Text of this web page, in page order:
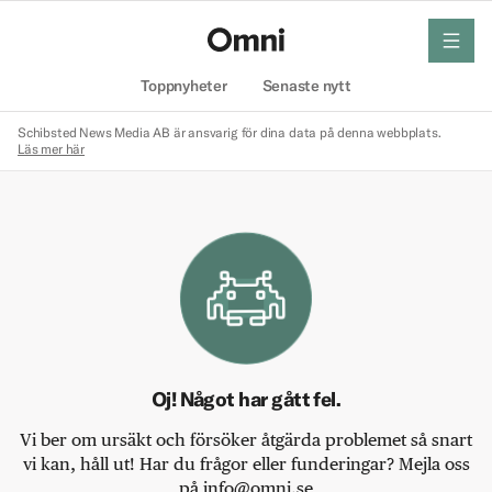
Toppnyheter Senaste nytt
meny
Schibsted News Media AB är ansvarig för dina data på denna webbplats.
Läs mer här
Oj! Något har gått fel.
Vi ber om ursäkt och försöker åtgärda problemet så snart
vi kan, håll ut! Har du frågor eller funderingar? Mejla oss